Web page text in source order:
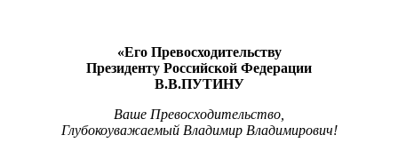
«Его Превосходительству
Президенту Российской Федерации
В.В.ПУТИНУ
Ваше Превосходительство,
Глубокоуважаемый Владимир Владимирович!